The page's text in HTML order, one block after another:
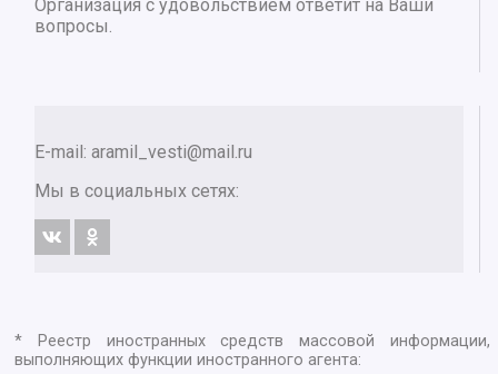
Организация с удовольствием ответит на Ваши
вопросы.
E-mail: aramil_vesti@mail.ru
Мы в социальных сетях:
* Реестр иностранных средств массовой информации,
выполняющих функции иностранного агента: